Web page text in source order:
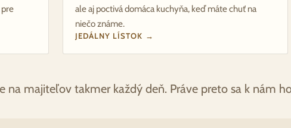
ale aj poctivá domáca kuchyňa, keď máte chuť na
niečo známe.
JEDÁLNY LÍSTOK →
na majiteľov takmer každý deň. Práve preto sa k nám